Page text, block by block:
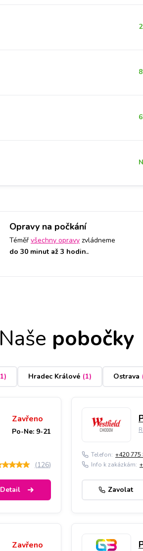
Opravy na počkání
Téměř všechny opravy zvládneme
do 30 minut až 3 hodin..
Naše pobočky
1) Hradec Králové (1) Ostrava
Zavřeno
Po-Ne: 9-21
(126)
Detail
Telefon: +420 775
Info k zakázkám:
Zavolat
Zavřeno